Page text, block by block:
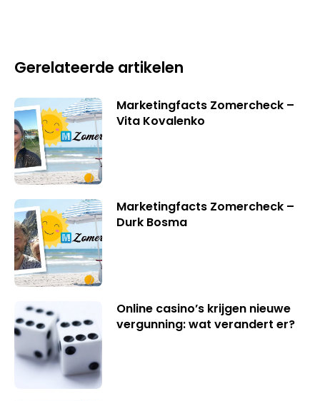
Gerelateerde artikelen
Marketingfacts Zomercheck –
Vita Kovalenko
Marketingfacts Zomercheck –
Durk Bosma
Online casino’s krijgen nieuwe
vergunning: wat verandert er?